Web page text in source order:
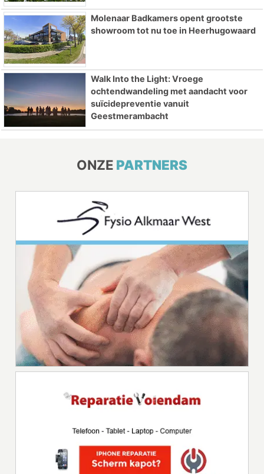
Molenaar Badkamers opent grootste
showroom tot nu toe in Heerhugowaard
Walk Into the Light: Vroege
ochtendwandeling met aandacht voor
suïcidepreventie vanuit
Geestmerambacht
ONZE PARTNERS